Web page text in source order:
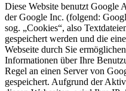
Diese Website benutzt Google
der Google Inc. (folgend:
sog. „Cookies“, also
gespeichert werden und die
Webseite durch Sie
Informationen über Ihre
Regel an einen Server von
gespeichert. Aufgrund der